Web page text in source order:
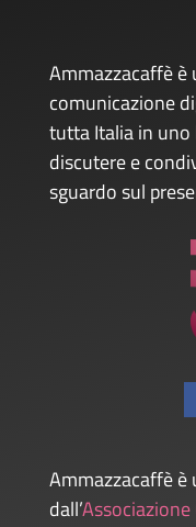
Ammazzacaffè
comunicazione
tutta Italia in uno
discutere e
sguardo sul
Ammazzacaffè
dall’